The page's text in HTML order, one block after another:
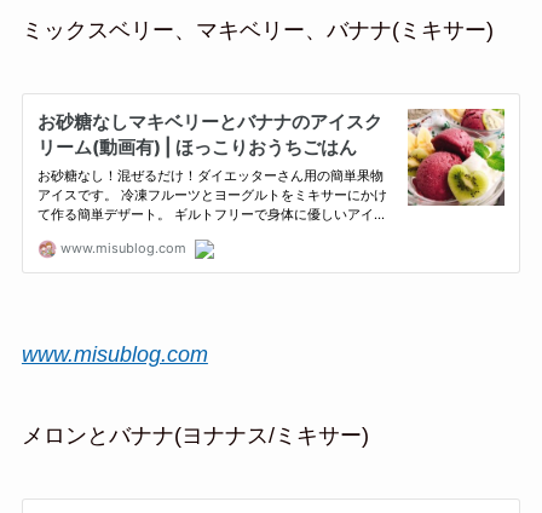
ミックスベリー、マキベリー、バナナ(ミキサー)
www.misublog.com
メロンとバナナ(ヨナナス/ミキサー)